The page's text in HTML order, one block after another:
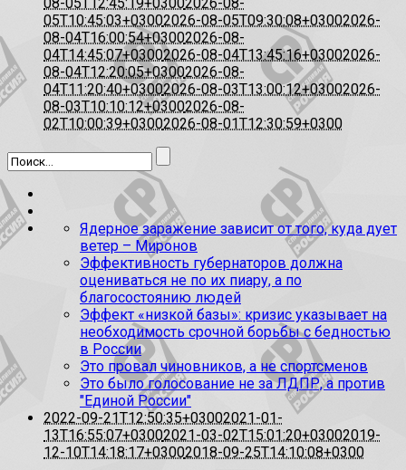
05T10:45:03+03002026-08-05T09:30:08+03002026-
08-04T16:00:54+03002026-08-
04T14:45:07+03002026-08-04T13:45:16+03002026-
08-04T12:20:05+03002026-08-
04T11:20:40+03002026-08-03T13:00:12+03002026-
08-03T10:10:12+03002026-08-
02T10:00:39+03002026-08-01T12:30:59+0300
Ядерное заражение зависит от того, куда дует
ветер – Миронов
Эффективность губернаторов должна
оцениваться не по их пиару, а по
благосостоянию людей
Эффект «низкой базы»: кризис указывает на
необходимость срочной борьбы с бедностью
в России
Это провал чиновников, а не спортсменов
Это было голосование не за ЛДПР, а против
"Единой России"
2022-09-21T12:50:35+03002021-01-
13T16:55:07+03002021-03-02T15:01:20+03002019-
12-10T14:18:17+03002018-09-25T14:10:08+0300